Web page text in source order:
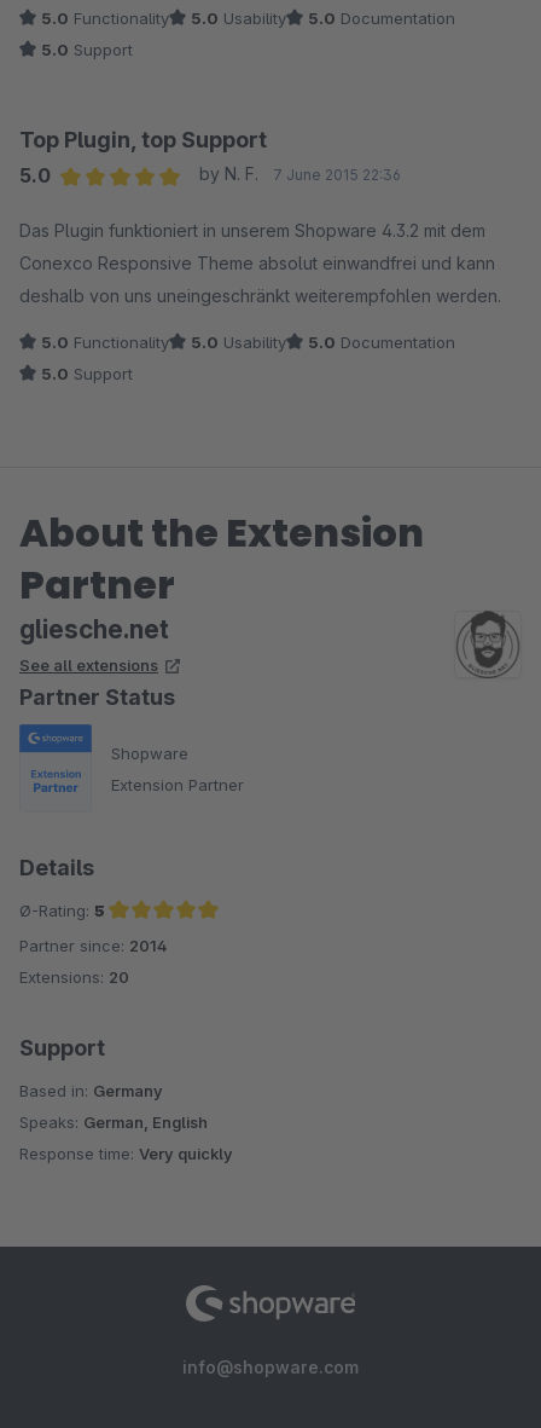
5.0 Functionality 5.0 Usability 5.0 Documentation
5.0 Support
Top Plugin, top Support
5.0
by N. F. 7 June 2015 22:36
Das Plugin funktioniert in unserem Shopware 4.3.2 mit dem
Conexco Responsive Theme absolut einwandfrei und kann
deshalb von uns uneingeschränkt weiterempfohlen werden.
5.0 Functionality 5.0 Usability 5.0 Documentation
5.0 Support
About the Extension
Partner
gliesche.net
See all extensions
Partner Status
Shopware
Extension Partner
Details
Ø-Rating: 5
Average rating of 5 out of 5 stars
Partner since: 2014
Extensions: 20
Support
Based in: Germany
Speaks: German, English
Response time: Very quickly
info@shopware.com